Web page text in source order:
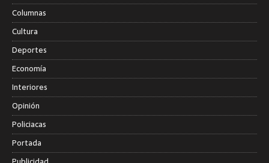
Columnas
Cultura
Deportes
Economía
Interiores
Opinión
Policiacas
Portada